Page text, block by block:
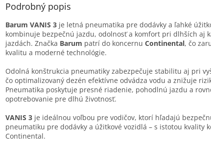
Podrobný popis
Barum VANIS 3 je letná pneumatika pre dodávky a ľahké
kombinuje bezpečnú jazdu, odolnosť a komfort pri dlhších aj
jazdách. Značka Barum patrí do koncernu Continental, čo
kvalitu a moderné technológie.
Odolná konštrukcia pneumatiky zabezpečuje stabilitu aj pri
čo optimalizovaný dezén efektívne odvádza vodu a znižuje
Pneumatika poskytuje presné riadenie, pohodlnú jazdu a
opotrebovanie pre dlhú životnosť.
VANIS 3 je ideálnou voľbou pre vodičov, ktorí hľadajú
pneumatiku pre dodávky a úžitkové vozidlá – s istotou kvality
Continental.